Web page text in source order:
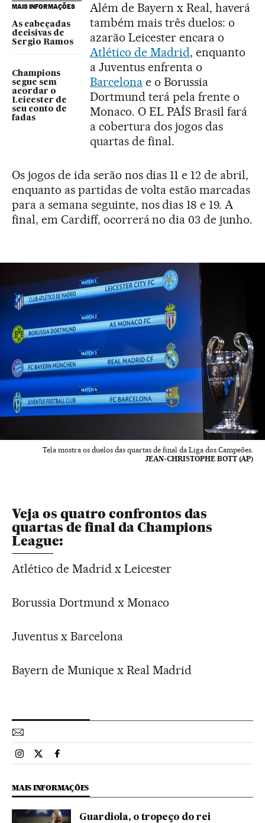
MAIS INFORMAÇÕES
As cabeçadas
decisivas de
Sergio Ramos
Champions
segue sem
acordar o
Leicester de
seu conto de
fadas
Além de Bayern x Real, haverá
também mais três duelos: o
azarão Leicester encara o
Atlético de Madrid, enquanto
a Juventus enfrenta o
Barcelonae o Borussia
Dortmund terá pela frente o
Monaco. O EL PAÍS Brasil fará
a cobertura dos jogos das
quartas de final.
Os jogos de ida serão nos dias 11 e 12 de abril,
enquanto as partidas de volta estão marcadas
para a semana seguinte, nos dias 18 e 19. A
final, em Cardiff, ocorrerá no dia 03 de junho.
Tela mostra os duelos das quartas de final da Liga dos Campeões.
JEAN-CHRISTOPHE BOTT (AP)
Veja os quatro confrontos das
quartas de final da Champions
League:
Atlético de Madrid x Leicester
Borussia Dortmund x Monaco
Juventus x Barcelona
Bayern de Munique x Real Madrid
Esportes El País Brasil en Instagram
Esportes El País Brasil en Twitter
Esportes El País Brasil en Facebook
MAIS INFORMAÇÕES
Guardiola, o tropeço do rei